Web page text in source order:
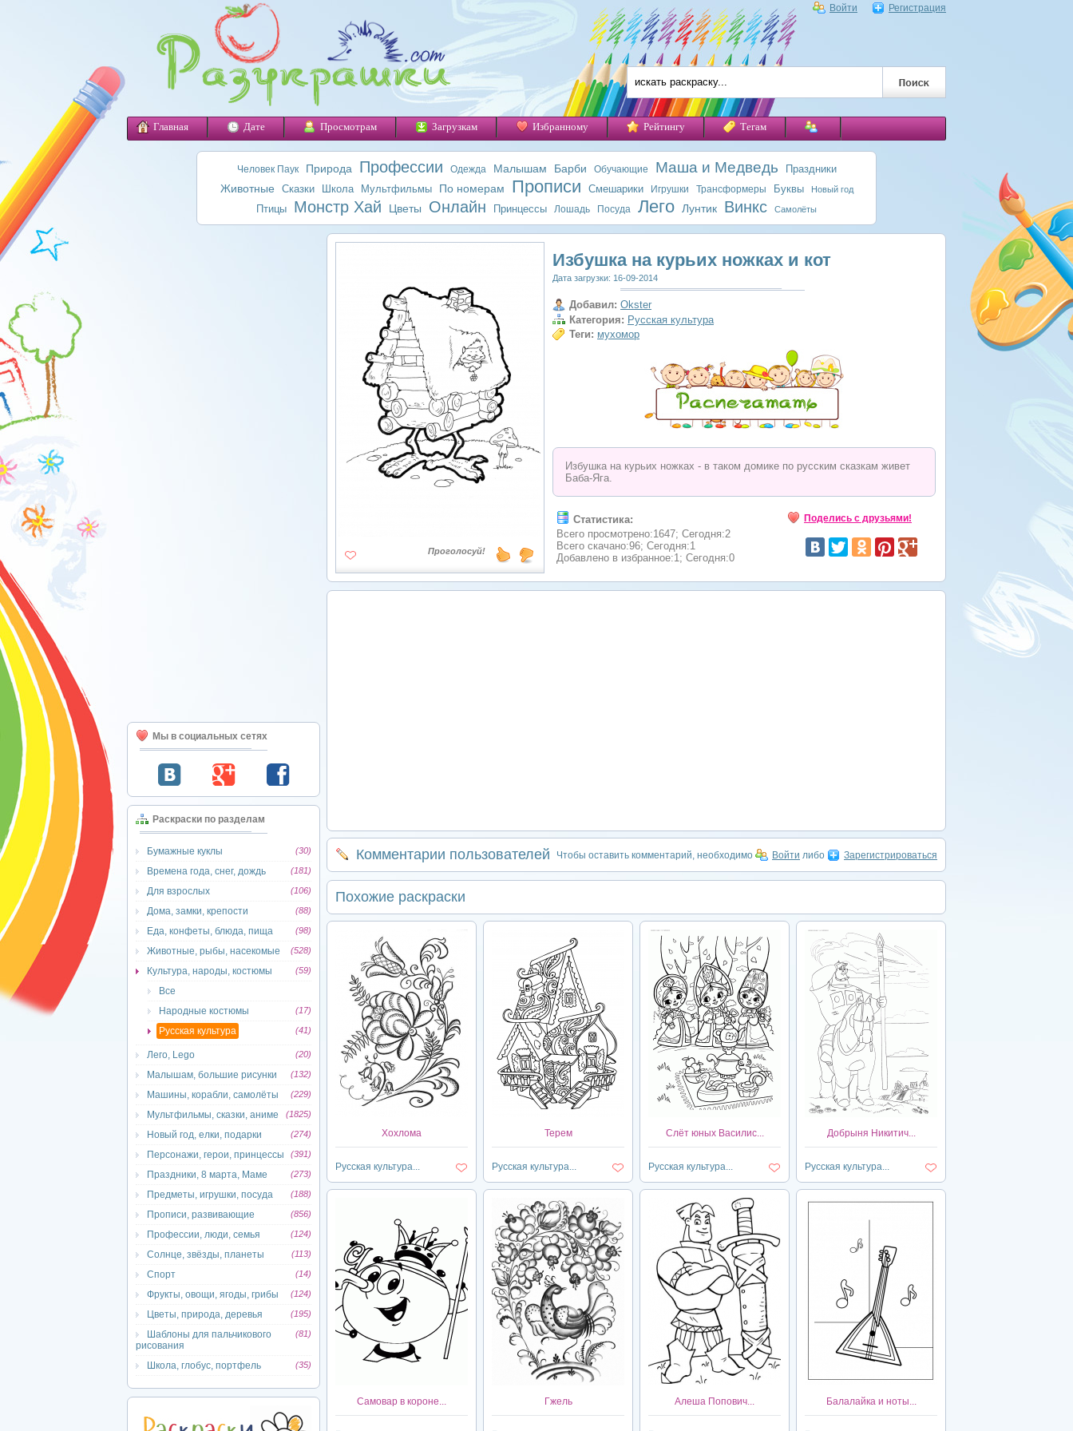
Войти Регистрация
Главная Дате Просмотрам Загрузкам Избранному Рейтингу Тегам
Человек Паук Природа Профессии Одежда Малышам Барби Обучающие Маша и Медведь Праздники
Животные Сказки Школа Мультфильмы По номерам Прописи Смешарики Игрушки Трансформеры Буквы Новый год
Птицы Монстр Хай Цветы Онлайн Принцессы Лошадь Посуда Лего Лунтик Винкс Самолёты
Мы в социальных сетях
Раскраски по разделам
Бумажные куклы (30)
Времена года, снег, дождь (181)
Для взрослых (106)
Дома, замки, крепости (88)
Еда, конфеты, блюда, пища (98)
Животные, рыбы, насекомые (528)
Культура, народы, костюмы (59)
Все
Народные костюмы
(17)
Русская культура (41)
Лего, Lego (20)
Малышам, большие рисунки (132)
Машины, корабли, самолёты (229)
Мультфильмы, сказки, аниме (1825)
Новый год, елки, подарки (274)
Персонажи, герои, принцессы (391)
Праздники, 8 марта, Маме (273)
Предметы, игрушки, посуда (188)
Прописи, развивающие (856)
Профессии, люди, семья (124)
Солнце, звёзды, планеты (113)
Спорт (14)
Фрукты, овощи, ягоды, грибы (124)
Цветы, природа, деревья (195)
Шаблоны для пальчикового
рисования
(81)
Школа, глобус, портфель (35)
Проголосуй!
Избушка на курьих ножках и кот
Дата загрузки: 16-09-2014
Добавил: Okster
Категория: Русская культура
Теги: мухомор
Избушка на курьих ножках - в таком домике по русским сказкам живет
Баба-Яга.
Статистика:
Всего просмотрено:1647; Сегодня:2
Всего скачано:96; Сегодня:1
Добавлено в избранное:1; Сегодня:0
Поделись с друзьями!
Комментарии пользователей Чтобы оставить комментарий, необходимо Войти либо Зарегистрироваться
Похожие раскраски
Хохлома
Русская культура...
Терем
Русская культура...
Слёт юных Василис...
Русская культура...
Добрыня Никитич...
Русская культура...
Самовар в короне... Гжель Алеша Попович... Балалайка и ноты...